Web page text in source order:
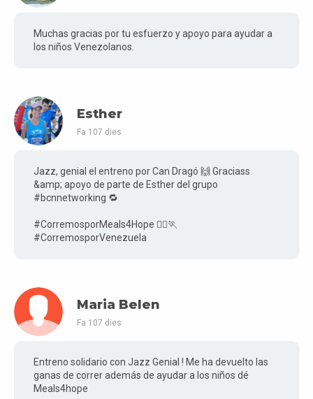
Muchas gracias por tu esfuerzo y apoyo para ayudar a
los niños Venezolanos.
Esther
Fa 107 dies
Jazz, genial el entreno por Can Dragó 🙌 Graciass
&amp; apoyo de parte de Esther del grupo
#bcnnetworking 🔁
#CorremosporMeals4Hope 🏃‍♀️🏃
#CorremosporVenezuela
Maria Belen
Fa 107 dies
Entreno solidario con Jazz Genial ! Me ha devuelto las
ganas de correr además de ayudar a los niños dé
Meals4hope